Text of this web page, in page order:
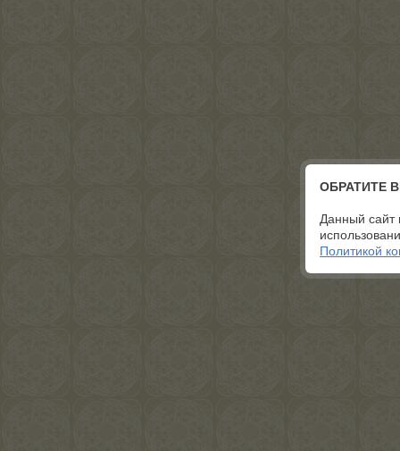
ОБРАТИТЕ
Данный сайт
Политикой